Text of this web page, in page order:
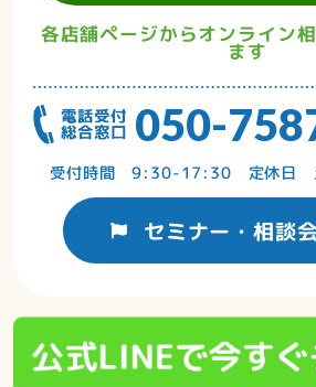
各店舗ページからオンライン
ます
050-
受付時間 9:30-17:30 定休日
セミナー・相談